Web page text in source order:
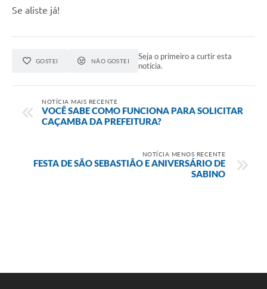
Se aliste já!
GOSTEI NÃO GOSTEI
Seja o primeiro a curtir esta
notícia.
NOTÍCIA MAIS RECENTE
VOCÊ SABE COMO FUNCIONA PARA SOLICITAR
CAÇAMBA DA PREFEITURA?
NOTÍCIA MENOS RECENTE
FESTA DE SÃO SEBASTIÃO E ANIVERSÁRIO DE
SABINO